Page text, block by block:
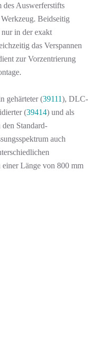
des Auswerferstifts
Beidseitig
in der exakt
das Verspannen
zur Vorzentrierung
gehärteter (39111), DLC-
(39414) und als
Standard-
auch
Länge von 800 mm